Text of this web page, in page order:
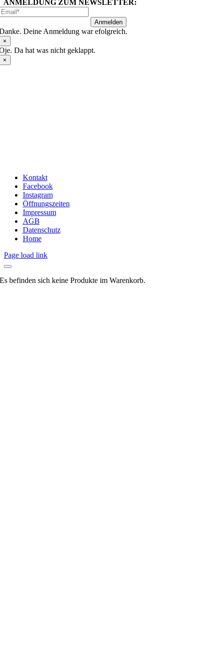
ANMELDUNG ZUM NEWSLETTER:
Anmelden
Deine Anmeldung war efolgreich.
×
Da hat was nicht geklappt.
×
Kontakt
Facebook
Instagram
Öffnungszeiten
Impressum
AGB
Datenschutz
Home
Page load link
Es befinden sich keine Produkte im Warenkorb.